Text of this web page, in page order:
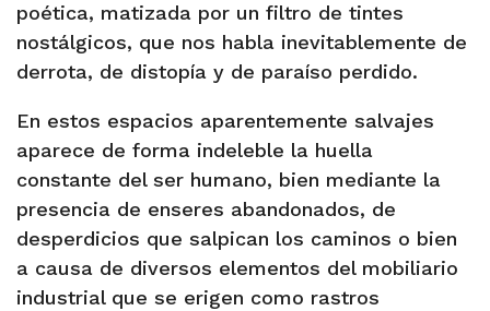
poética, matizada por un filtro de tintes
nostálgicos, que nos habla inevitablemente de
derrota, de distopía y de paraíso perdido.
En estos espacios aparentemente salvajes
aparece de forma indeleble la huella
constante del ser humano, bien mediante la
presencia de enseres abandonados, de
desperdicios que salpican los caminos o bien
a causa de diversos elementos del mobiliario
industrial que se erigen como rastros